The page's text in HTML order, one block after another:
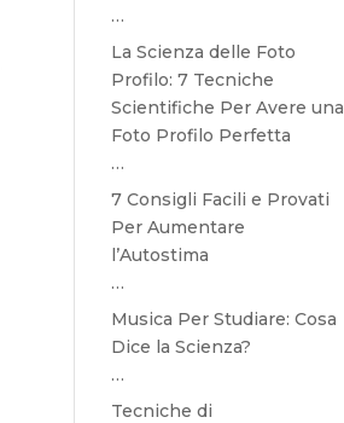
…
La Scienza delle Foto
Profilo: 7 Tecniche
Scientifiche Per Avere una
Foto Profilo Perfetta
…
7 Consigli Facili e Provati
Per Aumentare
l’Autostima
…
Musica Per Studiare: Cosa
Dice la Scienza?
…
Tecniche di